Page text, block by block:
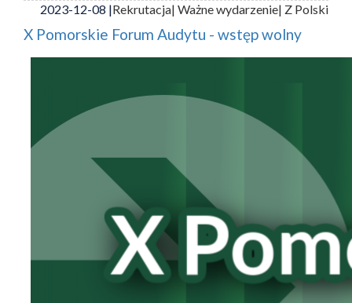
2023-12-08 |Rekrutacja| Ważne wydarzenie| Z Polski
X Pomorskie Forum Audytu - wstęp wolny